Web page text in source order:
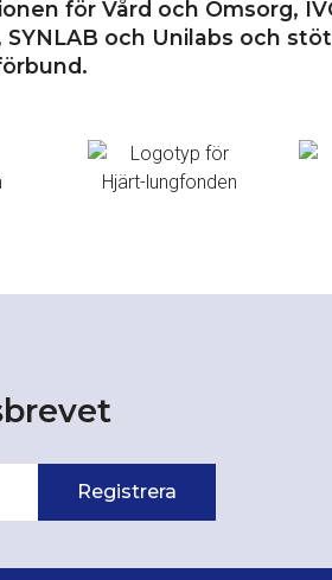
för Vård och Omsorg,
och Unilabs och